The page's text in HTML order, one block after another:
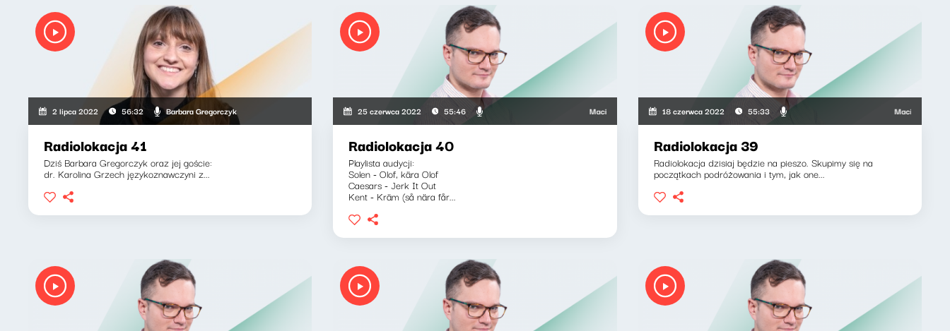
2 lipca 2022 56:32 Barbara Gregorczyk
Radiolokacja 41
Dziś Barbara Gregorczyk oraz jej goście:
dr. Karolina Grzech językoznawczyni z...
25 czerwca 2022 55:46 Maciej Grzenkowicz, Barbara Gregorczyk
Radiolokacja 40
Playlista audycji:
Solen - Olof, kära Olof
Caesars - Jerk It Out
Kent - Kräm (så nära får...
18 czerwca 2022 55:33 Maciej
Radiolokacja 39
Radiolokacja dzisiaj będzie na pieszo. Skupimy się na
początkach podróżowania i tym, jak one...